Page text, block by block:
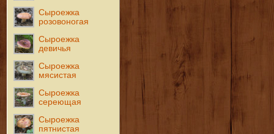
Сыроежка
розовоногая
Сыроежка
девичья
Сыроежка
мясистая
Сыроежка
сереющая
Сыроежка
пятнистая